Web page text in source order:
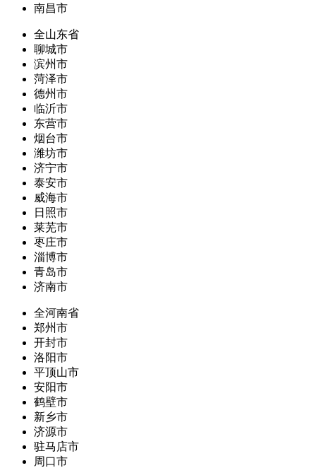
南昌市
全山东省
聊城市
滨州市
菏泽市
德州市
临沂市
东营市
烟台市
潍坊市
济宁市
泰安市
威海市
日照市
莱芜市
枣庄市
淄博市
青岛市
济南市
全河南省
郑州市
开封市
洛阳市
平顶山市
安阳市
鹤壁市
新乡市
济源市
驻马店市
周口市